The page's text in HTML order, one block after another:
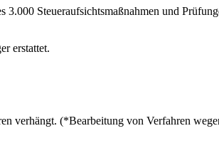
3.000 Steueraufsichtsmaßnahmen und
erstattet.
verhängt. (*Bearbeitung von Verfahren